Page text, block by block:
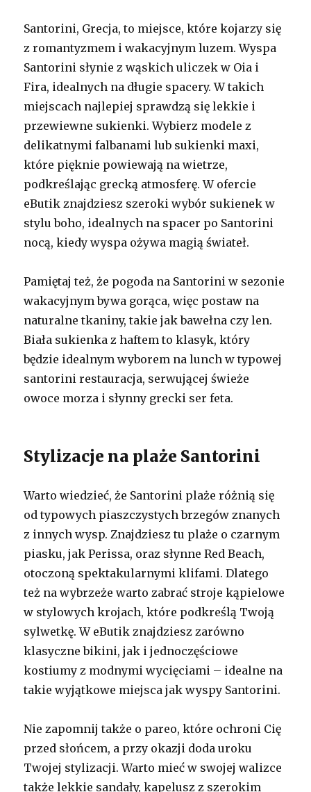
Santorini, Grecja, to miejsce, które kojarzy się
z romantyzmem i wakacyjnym luzem. Wyspa
Santorini słynie z wąskich uliczek w Oia i
Fira, idealnych na długie spacery. W takich
miejscach najlepiej sprawdzą się lekkie i
przewiewne sukienki. Wybierz modele z
delikatnymi falbanami lub sukienki maxi,
które pięknie powiewają na wietrze,
podkreślając grecką atmosferę. W ofercie
eButik znajdziesz szeroki wybór sukienek w
stylu boho, idealnych na spacer po Santorini
nocą, kiedy wyspa ożywa magią świateł.
Pamiętaj też, że pogoda na Santorini w sezonie
wakacyjnym bywa gorąca, więc postaw na
naturalne tkaniny, takie jak bawełna czy len.
Biała sukienka z haftem to klasyk, który
będzie idealnym wyborem na lunch w typowej
santorini restauracja, serwującej świeże
owoce morza i słynny grecki ser feta.
Stylizacje na plaże Santorini
Warto wiedzieć, że Santorini plaże różnią się
od typowych piaszczystych brzegów znanych
z innych wysp. Znajdziesz tu plaże o czarnym
piasku, jak Perissa, oraz słynne Red Beach,
otoczoną spektakularnymi klifami. Dlatego
też na wybrzeże warto zabrać stroje kąpielowe
w stylowych krojach, które podkreślą Twoją
sylwetkę. W eButik znajdziesz zarówno
klasyczne bikini, jak i jednoczęściowe
kostiumy z modnymi wycięciami – idealne na
takie wyjątkowe miejsca jak wyspy Santorini.
Nie zapomnij także o pareo, które ochroni Cię
przed słońcem, a przy okazji doda uroku
Twojej stylizacji. Warto mieć w swojej walizce
także lekkie sandały, kapelusz z szerokim